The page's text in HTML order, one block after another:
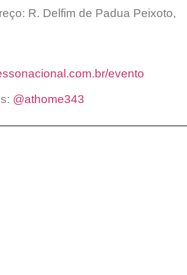
R. Delfim de Padua Peixoto,
evento
@athome343